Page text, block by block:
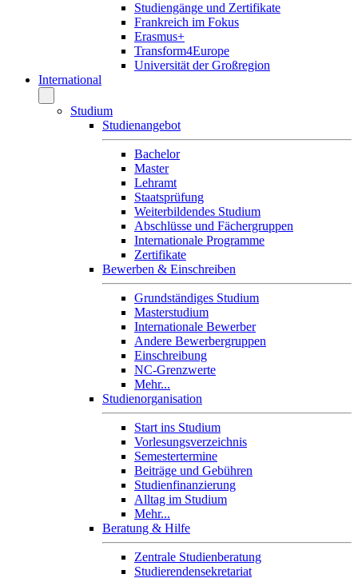
Studiengänge und Zertifikate
Frankreich im Fokus
Erasmus+
Transform4Europe
Universität der Großregion
International
Studium
Studienangebot
Bachelor
Master
Lehramt
Staatsprüfung
Weiterbildendes Studium
Abschlüsse und Fächergruppen
Internationale Programme
Zertifikate
Bewerben & Einschreiben
Grundständiges Studium
Masterstudium
Internationale Bewerber
Andere Bewerbergruppen
Einschreibung
NC-Grenzwerte
Mehr...
Studienorganisation
Start ins Studium
Vorlesungsverzeichnis
Semestertermine
Beiträge und Gebühren
Studienfinanzierung
Alltag im Studium
Mehr...
Beratung & Hilfe
Zentrale Studienberatung
Studierendensekretariat